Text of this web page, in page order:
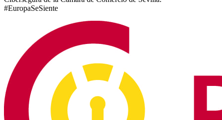
#EuropaSeSiente